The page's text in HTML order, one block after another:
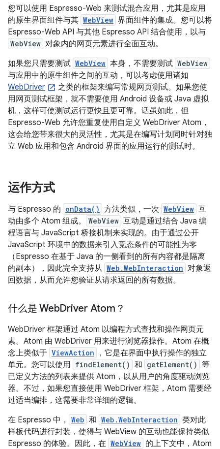
您可以使用 Espresso-Web 来测试混合应用，尤其是应用
的原生界面组件与其 WebView 界面组件的集成。您可以将
Espresso-Web API 与其他 Espresso API 结合使用，以与
WebView 对象内的网页元素进行全面互动。
如果您只需要测试 WebView 本身，不需要测试 WebView
与应用中的原生组件之间的互动，可以考虑使用诸如
WebDriver
之类的框架来编写常规网页测试。如果您使
用网页测试框架，就不需要使用 Android 设备或 Java 虚拟
机，这样可使测试运行更快且更可靠。话虽如此，但
Espresso-Web 允许您重复使用自定义 WebDriver Atom，
这会给您带来很大的灵活性，尤其是在编写计划同时针对独
立 Web 应用和包含 Android 界面的应用运行的测试时。
运作方式
与 Espresso 的 onData() 方法类似，一次 WebView 互
动由多个 Atom 组成。
WebView 互动是通过结合 Java 编
程语言与 JavaScript 桥接机制来实现的。由于通过公开
JavaScript 环境中的数据来引入竞态条件的可能性为零
（Espresso 在基于 Java 的一侧看到的所有内容都是隔离
的副本），因此完全支持从 Web.WebInteraction 对象返
回数据，从而允许您验证从请求返回的所有数据。
什么是 WebDriver Atom？
WebDriver 框架通过 Atom 以编程方式查找和操作网页元
素。Atom 由 WebDriver 用来进行浏览器操作。Atom 在概
念上类似于 ViewAction
，它是在界面中执行操作的独立
单元。您可以使用 findElement() 和 getElement() 等
已定义方法的列表来提供 Atom，以从用户的角度驱动浏览
器。不过，如果您直接使用 WebDriver 框架，Atom 需要经
过适当编排，这需要非常详细的逻辑。
在 Espresso 中，
Web 和 Web.WebInteraction 类对此
样板代码进行封装，使得与 WebView 的互动也能保持类似
Espresso 的体验。因此，在 WebView 的上下文中，Atom